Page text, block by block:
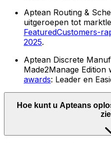
Aptean Routing &
uitgeroepen tot
FeaturedCustomers-
2025.
Aptean Discrete
Made2Manage Edition
awards: Leader en
Hoe kunt u Apteans